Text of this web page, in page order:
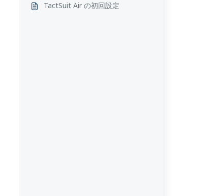
TactSuit Air の初回設定